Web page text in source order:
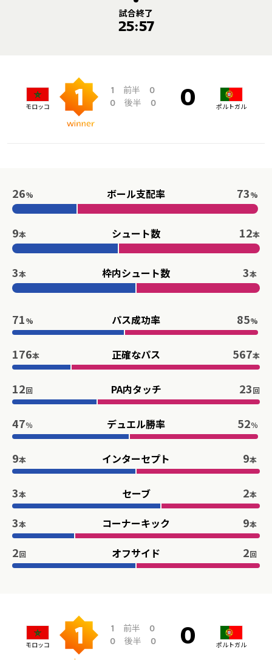
試合終了
25:57
モロッコ 1 1 前半
0
0
後半 0 0 ポルトガル
ボール支配率
26% 73%
シュート数
9本 12本
枠内シュート数
3本 3本
パス成功率
71% 85%
正確なパス
176本 567本
PA内タッチ
12回 23回
デュエル勝率
47％ 52％
インターセプト
9本 9本
セーブ
3本 2本
コーナーキック
3本 9本
オフサイド
2回 2回
モロッコ 1 1 前半
0
0
後半 0 0 ポルトガル